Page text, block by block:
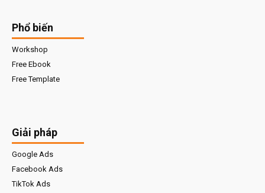
Phổ biến
Workshop
Free Ebook
Free Template
Giải pháp
Google Ads
Facebook Ads
TikTok Ads